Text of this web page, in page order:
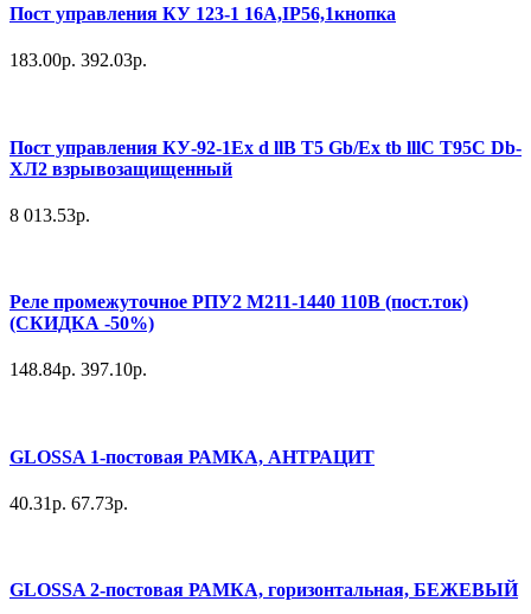
Пост управления КУ 123-1 16А,IP56,1кнопка
183.00р. 392.03р.
Пост управления КУ-92-1Ex d llB T5 Gb/Ex tb lllC T95C Db-
ХЛ2 взрывозащищенный
8 013.53р.
Реле промежуточное РПУ2 М211-1440 110В (пост.ток)
(СКИДКА -50%)
148.84р. 397.10р.
GLOSSA 1-постовая РАМКА, АНТРАЦИТ
40.31р. 67.73р.
GLOSSA 2-постовая РАМКА, горизонтальная, БЕЖЕВЫЙ